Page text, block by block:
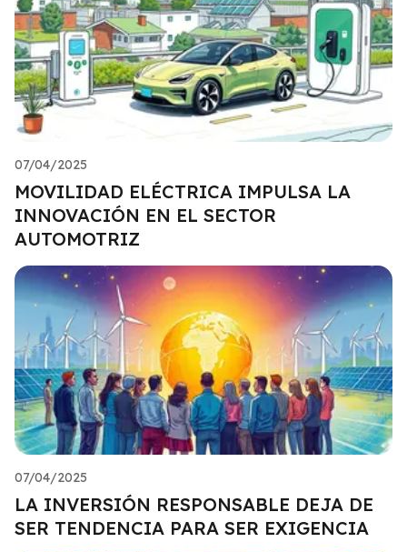
07/04/2025
MOVILIDAD ELÉCTRICA IMPULSA LA
INNOVACIÓN EN EL SECTOR
AUTOMOTRIZ
07/04/2025
LA INVERSIÓN RESPONSABLE DEJA DE
SER TENDENCIA PARA SER EXIGENCIA